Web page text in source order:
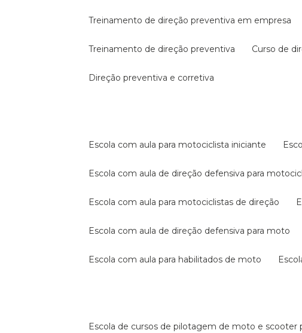
treinamento de direção preventiva em empresa
treinamento de direção preventiva curso de
direção preventiva e corretiva
escola com aula para motociclista iniciante
escola com aula de direção defensiva para
escola com aula para motociclistas de direção
escola com aula de direção defensiva para moto
escola com aula para habilitados de moto
escola de cursos de pilotagem de moto e scooter